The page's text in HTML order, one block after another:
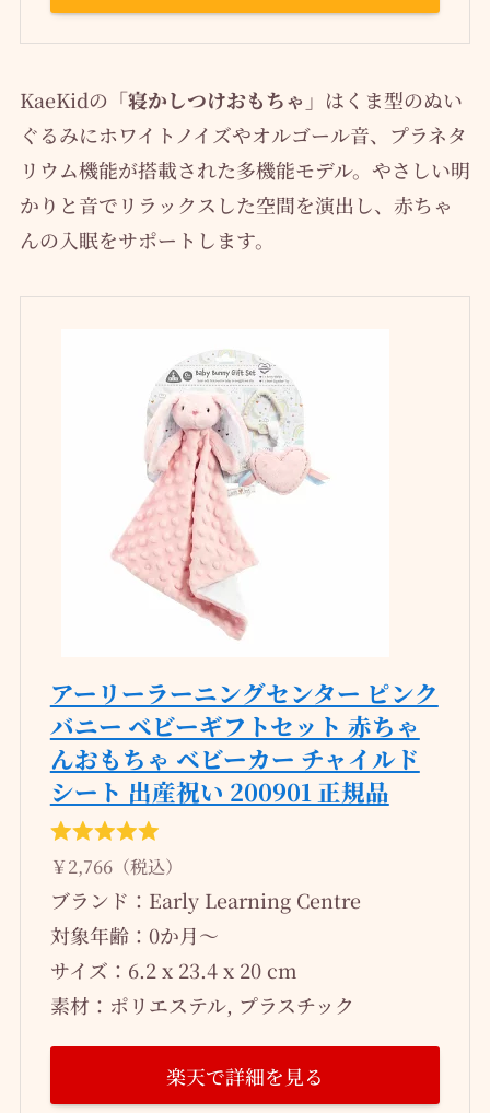
KaeKidの 「寝かしつけおもちゃ」 はくま型のぬい
ぐるみにホワイトノイズやオルゴール音、プラネタ
リウム機能が搭載された多機能モデル。やさしい明
かりと音でリラックスした空間を演出し、赤ちゃ
んの入眠をサポートします。
アーリーラーニングセンター ピンク
バニー ベビーギフトセット 赤ちゃ
んおもちゃ ベビーカー チャイルド
シート 出産祝い 200901 正規品
￥2,766（税込）
ブランド：Early Learning Centre
対象年齢：0か月～
サイズ：6.2 x 23.4 x 20 cm
素材：ポリエステル, プラスチック
楽天で詳細を見る